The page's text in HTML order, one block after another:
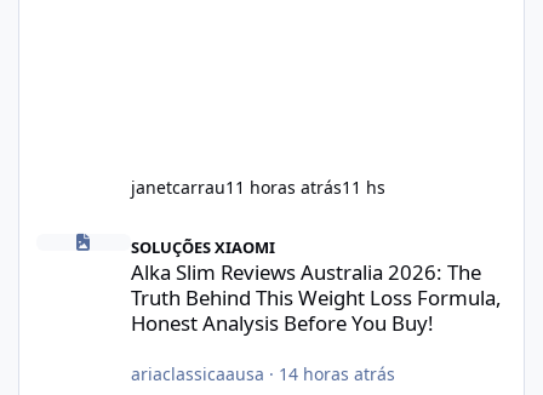
janetcarrau11 horas atrás11 hs
Alka Slim Reviews Australia 2026: The Truth Behind This
SOLUÇÕES XIAOMI
Alka Slim Reviews Australia 2026: The
Truth Behind This Weight Loss Formula,
Honest Analysis Before You Buy!
ariaclassicaausa · 14 horas atrás